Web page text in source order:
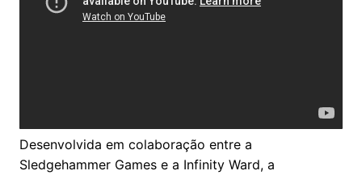
Desenvolvida em colaboração entre a
Sledgehammer Games e a Infinity Ward, a